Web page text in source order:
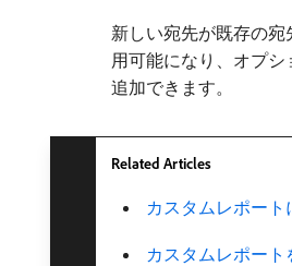
新しい宛先が既存の
用可能になり、オプ
追加できます。
Related Articles
カスタムレポート
カスタムレポート